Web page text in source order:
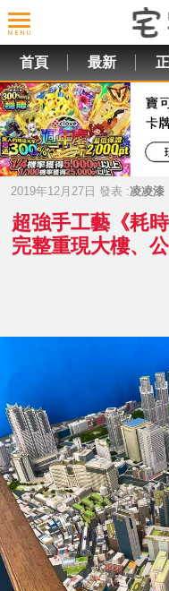
首頁 最新
2019年12月27日 發表 :凌凌漆
超強手工藝《耗
完整重現大樓、